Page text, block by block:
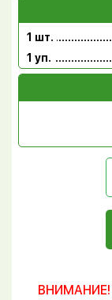
1 шт.
1 уп.
ВНИМАНИЕ!